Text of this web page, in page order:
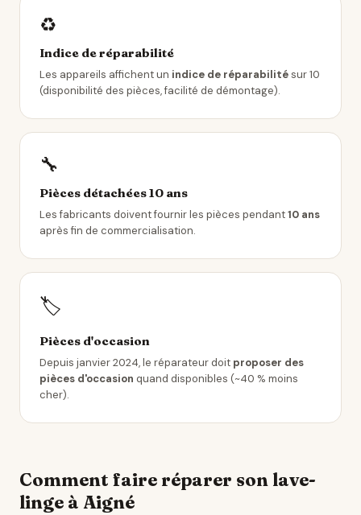
♻️
Indice de réparabilité
Les appareils affichent un indice de réparabilitésur 10
(disponibilité des pièces, facilité de démontage).
🔧
Pièces détachées 10 ans
Les fabricants doivent fournir les pièces pendant10 ans
après fin de commercialisation.
🏷️
Pièces d'occasion
Depuis janvier 2024, le réparateur doit proposer des
pièces d'occasion quand disponibles (~40 % moins
cher).
Comment faire réparer son lave-
linge à Aigné